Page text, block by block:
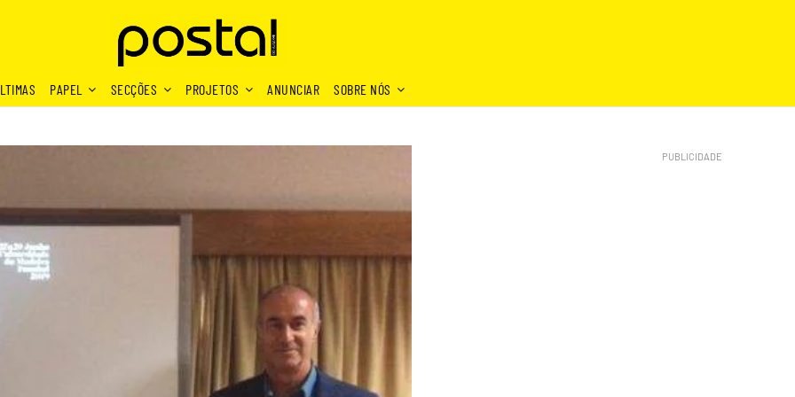
PAPEL SECÇÕES PROJETOS ANUNCIAR SOBRE NÓS